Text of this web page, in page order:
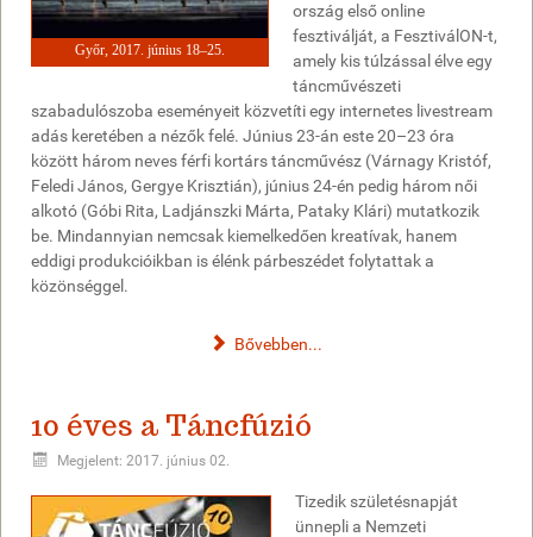
Győr, 2017. június 18–25.
ország első online
fesztiválját, a FesztiválON-t,
amely kis túlzással élve egy
táncművészeti
szabadulószoba eseményeit közvetíti egy internetes livestream
adás keretében a nézők felé. Június 23-án este 20–23 óra
között három neves férfi kortárs táncművész (Várnagy Kristóf,
Feledi János, Gergye Krisztián), június 24-én pedig három női
alkotó (Góbi Rita, Ladjánszki Márta, Pataky Klári) mutatkozik
be. Mindannyian nemcsak kiemelkedően kreatívak, hanem
eddigi produkcióikban is élénk párbeszédet folytattak a
közönséggel.
Bővebben...
10 éves a Táncfúzió
Megjelent: 2017. június 02.
Tizedik születésnapját
ünnepli a Nemzeti